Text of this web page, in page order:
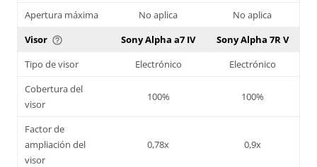
Apertura máxima
No aplica
No aplica
Visor help_outline Sony Alpha a7 IV
Sony Alpha 7R V
Tipo de visor
Electrónico
Electrónico
Cobertura del
visor
100% 100%
Factor de
ampliación del
visor
0,78x 0,9x